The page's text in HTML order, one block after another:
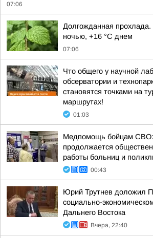
07:06
Долгожданная прохлада.
ночью, +16 °C днем
07:06
Что общего у научной
обсерватории и
становятся точками на
маршрутах!
01:03
Медпомощь бойцам СВО:
продолжается
работы больниц и
00:43
Юрий Трутнев доложил
социально-
Дальнего Востока
Вчера, 22:40